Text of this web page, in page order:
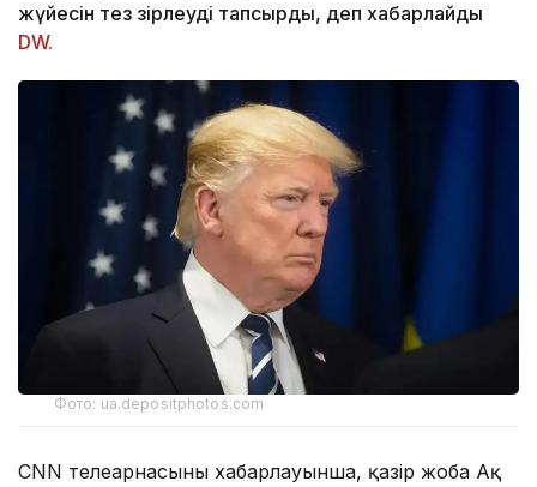
жүйесін тез әзірлеуді тапсырды, деп хабарлайды
DW.
Фото: ua.depositphotos.com
CNN телеарнасының хабарлауынша, қазір жоба Ақ